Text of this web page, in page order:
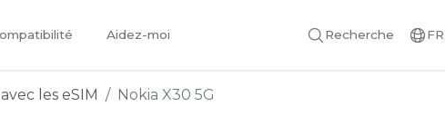
Aidez-moi Recherche FR
les eSIM Nokia X30 5G